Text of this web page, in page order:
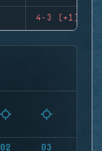
4-3 (+1)
02 03